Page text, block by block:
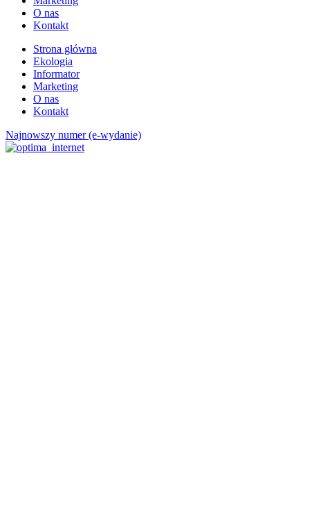
O nas
Kontakt
Strona główna
Ekologia
Informator
Marketing
O nas
Kontakt
Najnowszy numer (e-wydanie)